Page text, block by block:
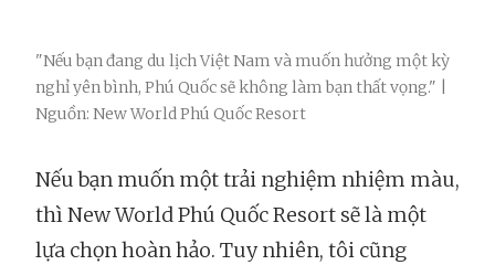
"Nếu bạn đang du lịch Việt Nam và muốn hưởng một kỳ
nghỉ yên bình, Phú Quốc sẽ không làm bạn thất vọng." |
Nguồn: New World Phú Quốc Resort
Nếu bạn muốn một trải nghiệm nhiệm màu,
thì New World Phú Quốc Resort sẽ là một
lựa chọn hoàn hảo. Tuy nhiên, tôi cũng